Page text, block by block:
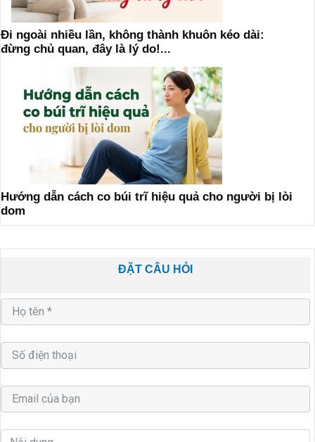
Đi ngoài nhiều lần, không thành khuôn kéo dài:
đừng chủ quan, đây là lý do!...
Hướng dẫn cách co búi trĩ hiệu quả cho người bị lòi
dom
ĐẶT CÂU HỎI